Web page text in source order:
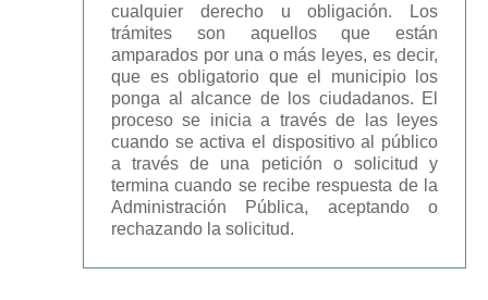
cualquier derecho u obligación. Los
trámites son aquellos que están
amparados por una o más leyes, es decir,
que es obligatorio que el municipio los
ponga al alcance de los ciudadanos. El
proceso se inicia a través de las leyes
cuando se activa el dispositivo al público
a través de una petición o solicitud y
termina cuando se recibe respuesta de la
Administración Pública, aceptando o
rechazando la solicitud.